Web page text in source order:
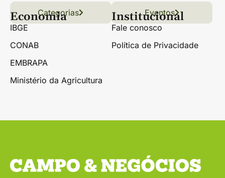
Links úteis
Conteúdo Grãos
Florestas Hortifrúti
Categorias Eventos
Economia
IBGE
CONAB
EMBRAPA
Ministério da Agricultura
Institucional
Fale conosco
Política de Privacidade